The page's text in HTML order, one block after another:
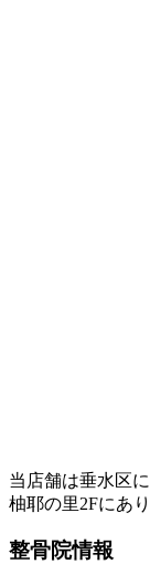
当店舗は垂水区
柚耶の里2Fにあ
整骨院情報